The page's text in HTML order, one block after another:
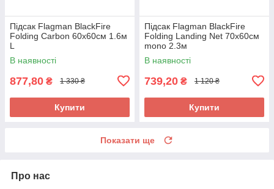
Підсак Flagman BlackFire
Folding Carbon 60x60см 1.6м
L
В наявності
877,80 ₴ 1 330 ₴
Купити
Підсак Flagman BlackFire
Folding Landing Net 70x60см
mono 2.3м
В наявності
739,20 ₴ 1 120 ₴
Купити
Показати ще
Про нас